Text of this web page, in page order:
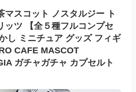
マスコット ノスタルジー ト
ッツ 【全５種フルコンプセ
し ミニチュア グッズ フィギ
CAFE MASCOT
ガチャガチャ カプセルト